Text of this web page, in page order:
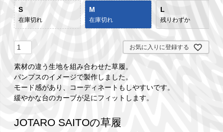
S
在庫切れ
M
在庫切れ
L
残りわずか
お気に入りに登録する
素材の違う生地を組み合わせた草履。
パンプスのイメージで製作しました。
モード感があり、コーディネートもしやすいです。
緩やかな台のカーブが足にフィットします。
JOTARO SAITOの草履